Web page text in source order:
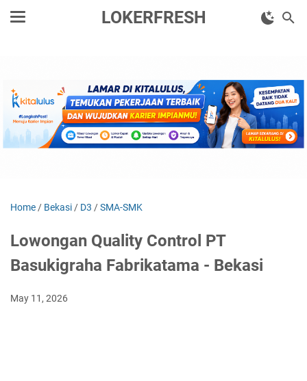
LOKERFRESH
Home / Bekasi / D3 /SMA-SMK
Lowongan Quality Control PT
Basukigraha Fabrikatama - Bekasi
May 11, 2026